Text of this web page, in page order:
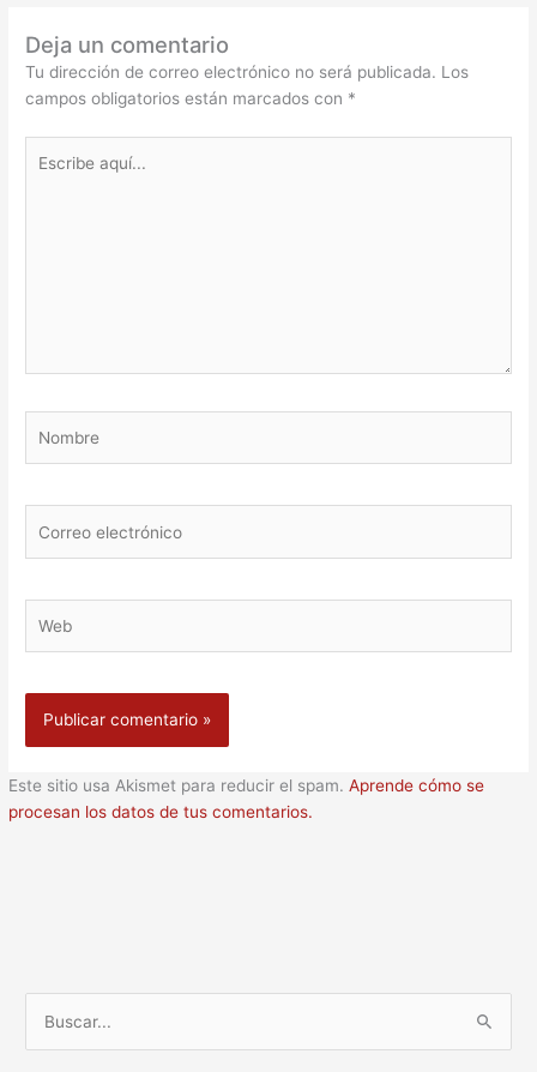
Deja un comentario
Tu dirección de correo electrónico no será publicada. Los
campos obligatorios están marcados con *
aquí...
electrónico
Este sitio usa Akismet para reducir el spam.Aprende cómo se
procesan los datos de tus comentarios.